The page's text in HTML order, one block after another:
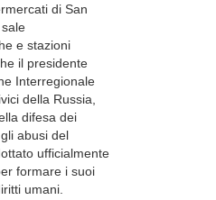
di San
e stazioni
il presidente
Interregionale
della Russia,
difesa dei
abusi del
ufficialmente
formare i suoi
umani.